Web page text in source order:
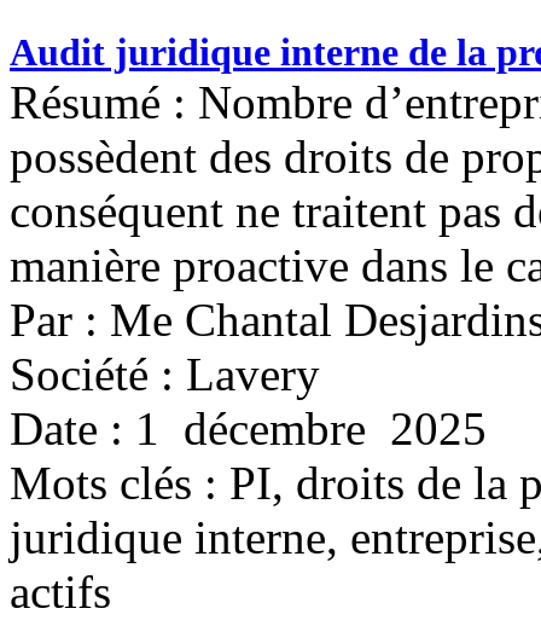
Audit juridique interne de la
Résumé : Nombre
possèdent des droits de
conséquent ne traitent pas
manière proactive dans le
Par : Me Chantal
Société : Lavery
Date : 1 décembre 2025
Mots clés : PI, droits de la
juridique interne,
actifs